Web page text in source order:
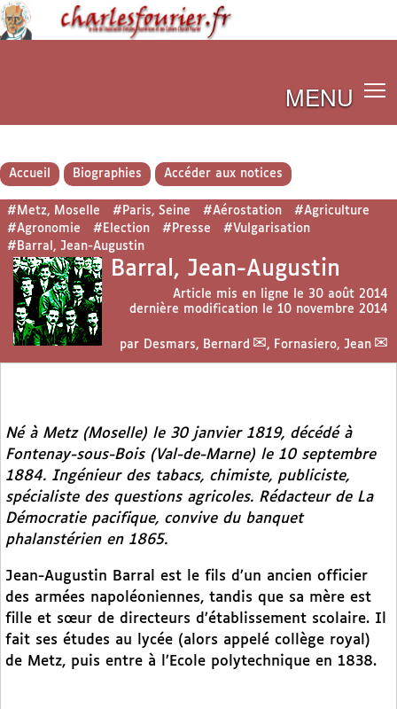
MENU
Accueil Biographies Accéder aux notices
#Metz, Moselle #Paris, Seine #Aérostation
#Agriculture
#Agronomie
#Election #Presse
#Vulgarisation
#Barral, Jean-Augustin
Barral, Jean-Augustin
Article mis en ligne le 30 août 2014
dernière modification le 10 novembre 2014
par Desmars, Bernard , Fornasiero, Jean
Né à Metz (Moselle) le 30 janvier 1819, décédé à
Fontenay-sous-Bois (Val-de-Marne) le 10 septembre
1884. Ingénieur des tabacs, chimiste, publiciste,
spécialiste des questions agricoles. Rédacteur de La
Démocratie pacifique, convive du banquet
phalanstérien en 1865.
Jean-Augustin Barral est le fils d’un ancien officier
des armées napoléoniennes, tandis que sa mère est
fille et sœur de directeurs d’établissement scolaire. Il
fait ses études au lycée (alors appelé collège royal)
de Metz, puis entre à l’Ecole polytechnique en 1838.